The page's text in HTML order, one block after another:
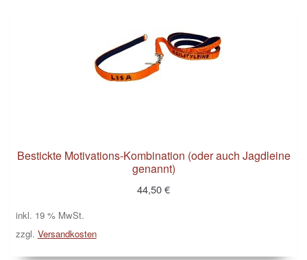
Widerrufsbelehrung
Bestickte Motivations-Kombination (oder auch Jagdleine
genannt)
44,50€
inkl. 19 % MwSt.
zzgl. Versandkosten